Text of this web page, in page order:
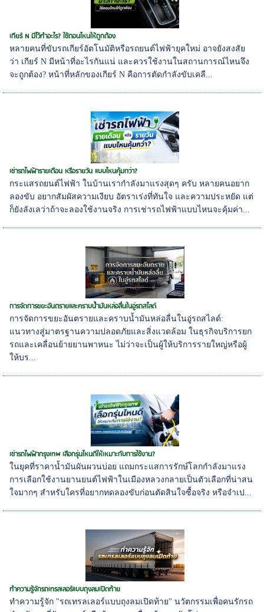
เกียร์ N มีไว้ทำอะไร? ใช้ตอนไหนให้ถูกต้อง
หลายคนที่ขับรถเกียร์อัตโนมัติหรือรถยนต์ไฟฟ้ายุคใหม่ อาจยังสงสัย
ว่า เกียร์ N มีหน้าที่อะไรกันแน่ และควรใช้งานในสถานการณ์ไหนจึง
จะถูกต้อง? หน้าที่หลักของเกียร์ N คือการตัดกำลังขับเคลื...
เช่ารถไฟฟ้ารายเดือน หรือรายวัน แบบไหนคุ้มกว่า?
กระแสรถยนต์ไฟฟ้า ในบ้านเรากำลังมาแรงสุดๆ ครับ หลายคนอยาก
ลองขับ อยากสัมผัสความเงียบ อัตราเร่งที่ทันใจ และความประหยัด แต่
ก็ยังลังเลว่าถ้าจะลองใช้งานจริง การเช่ารถไฟฟ้าแบบไหนจะคุ้มค่า...
การจัดการขยะอันตรายและคราบน้ำมันหล่อลื่นในอู่รถสไลด์
การจัดการขยะอันตรายและคราบน้ำมันหล่อลื่นในอู่รถสไลด์:
แนวทางสู่มาตรฐานความปลอดภัยและสิ่งแวดล้อม ในธุรกิจบริการยก
รถและเคลื่อนย้ายยานพาหนะ ไม่ว่าจะเป็นผู้ให้บริการรายใหญ่หรือผู้
ให้บร...
เช่ารถไฟฟ้ากรุงเทพ เลือกรุ่นไหนดีให้เหมาะกับการใช้งาน?
ในยุคที่ราคาน้ำมันผันผวนบ่อย แถมกระแสการรักษ์โลกกำลังมาแรง
การเลือกใช้งานยานยนต์ไฟฟ้าในเมืองหลวงกลายเป็นตัวเลือกที่น่าสน
ใจมากๆ สำหรับใครที่อยากทดลองขับก่อนตัดสินใจซื้อจริง หรือจำเป...
ทำความรู้จักรถเทรลเลอร์แบบถุงลมเปิดท้าย
ทำความรู้จัก "รถเทรลเลอร์แบบถุงลมเปิดท้าย" นวัตกรรมเพื่อคนรักรถ